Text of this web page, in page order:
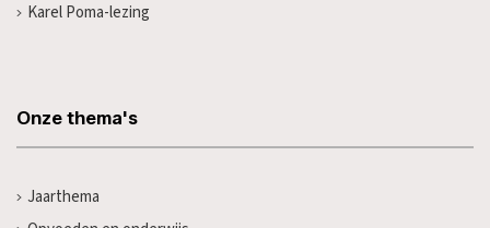
Karel Poma-lezing
Onze thema's
Jaarthema